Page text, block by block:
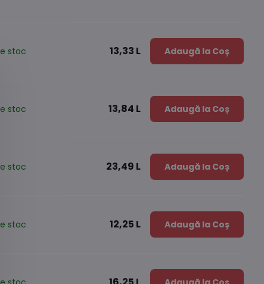
stoc 13,33 L Adaugă la Coș
stoc 13,84 L Adaugă la Coș
stoc 23,49 L Adaugă la Coș
stoc 12,25 L Adaugă la Coș